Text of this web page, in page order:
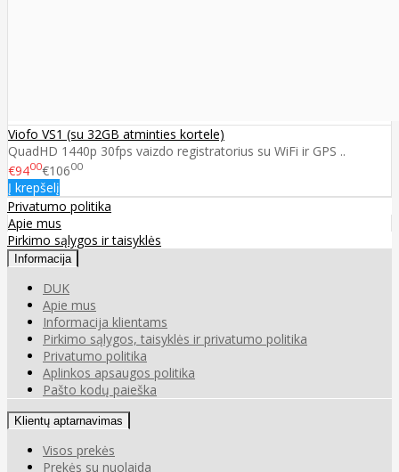
Viofo VS1 (su 32GB atminties kortele)
QuadHD 1440p 30fps vaizdo registratorius su WiFi ir GPS ..
€9400€10600
Į krepšelį
Privatumo politika
Apie mus
Pirkimo sąlygos ir taisyklės
Informacija
DUK
Apie mus
Informacija klientams
Pirkimo sąlygos, taisyklės ir privatumo politika
Privatumo politika
Aplinkos apsaugos politika
Pašto kodų paieška
Klientų aptarnavimas
Visos prekės
Prekės su nuolaida